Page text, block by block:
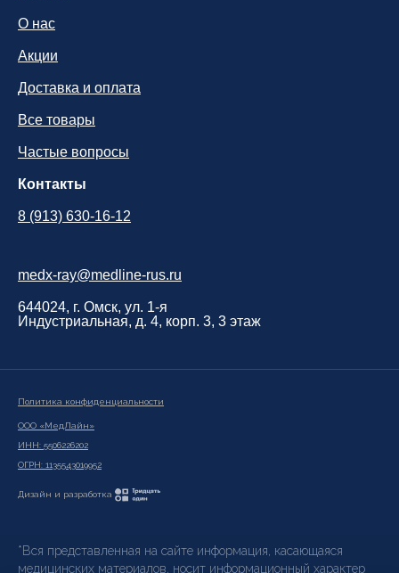
О нас
Акции
Доставка и оплата
Контакты
8 (913) 630-16-12
medx-ray@medline-rus.ru
644024, г. Омск, ул. 1-я
Индустриальная, д. 4, корп. 3, 3 этаж
Политика конфиденциальности
ООО «МедЛайн»
ИНН: 5506226202
ОГРН: 1135543019952
Все товары
Частые вопросы
Дизайн и разработка
*Вся представленная на сайте информация, касающаяся
медицинских материалов, носит информационный характер